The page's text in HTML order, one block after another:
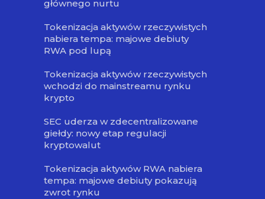
głównego nurtu
Tokenizacja aktywów rzeczywistych
nabiera tempa: majowe debiuty
RWA pod lupą
Tokenizacja aktywów rzeczywistych
wchodzi do mainstreamu rynku
krypto
SEC uderza w zdecentralizowane
giełdy: nowy etap regulacji
kryptowalut
Tokenizacja aktywów RWA nabiera
tempa: majowe debiuty pokazują
zwrot rynku